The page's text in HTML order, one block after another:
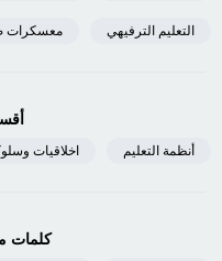
التعليم الترفيهي معسكرات
أنظمة التعليم اخلاقيات
كلمات